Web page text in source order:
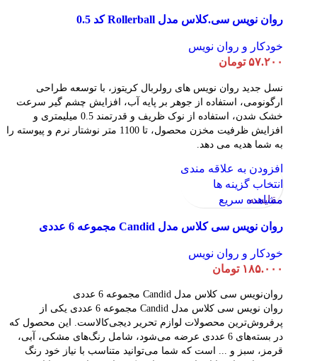
روان نویس سی.کلاس مدل Rollerball کد 0.5
خودکار و روان نویس
۵۷.۲۰۰ تومان
نسل جدید روان نویس های رولربال کریتوز، با توسعه طراحی
ارگونومی، استفاده از جوهر بر پایه آب، افزایش چشم گیر سرعت
خشک شدن، استفاده از نوک ظریف و قدرتمند 0.5 میلیمتری و
افزایش ظرفیت مخزن محصول، تا 1100 متر نوشتار نرم و پیوسته را
به شما هدیه می دهد.
افزودن به علاقه مندی
انتخاب گزینه ها
مشاهده سریع
مقایسه
روان نویس سی کلاس مدل Candid مجموعه 6 عددی
خودکار و روان نویس
۱۸۵.۰۰۰ تومان
روان‌نویس سی کلاس مدل Candid مجموعه 6 عددی
روان نویس سی کلاس مدل Candid مجموعه 6 عددی یکی از
پرفروش‌ترین محصولات لوازم تحریر دیجی‌کالاست. این محصول که
در بسته‌های 6 عددی عرضه می‌شود، شامل رنگ‌های مشکی، آبی،
قرمز، سبز و ... است که شما می‌توانید متناسب با نیاز خود رنگ